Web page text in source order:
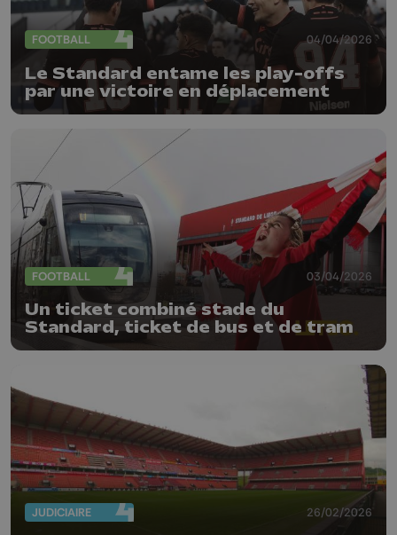
FOOTBALL 04/04/2026
Le Standard entame les play-offs
par une victoire en déplacement
FOOTBALL 03/04/2026
Un ticket combiné stade du
Standard, ticket de bus et de tram
JUDICIAIRE 26/02/2026